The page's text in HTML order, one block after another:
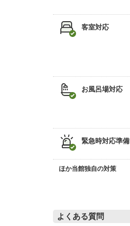
客室対応
お風呂場対応
緊急時対応準備
ほか当館独自の対策
よくある質問